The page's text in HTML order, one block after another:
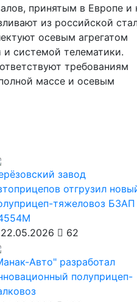
принятым в Европе и
из российской
осевым агрегатом
и системой телематики.
требованиям
массе и осевым
завод
отгрузил
тяжеловоз БЗАП
22.05.2026
62
Авто" разработал
полуприцеп-